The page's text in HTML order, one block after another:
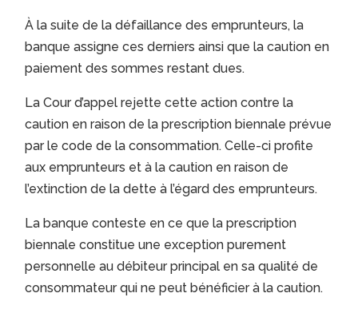
À la suite de la défaillance des emprunteurs, la
banque assigne ces derniers ainsi que la caution en
paiement des sommes restant dues.
La Cour d’appel rejette cette action contre la
caution en raison de la prescription biennale prévue
par le code de la consommation. Celle-ci profite
aux emprunteurs et à la caution en raison de
l’extinction de la dette à l’égard des emprunteurs.
La banque conteste en ce que la prescription
biennale constitue une exception purement
personnelle au débiteur principal en sa qualité de
consommateur qui ne peut bénéficier à la caution.